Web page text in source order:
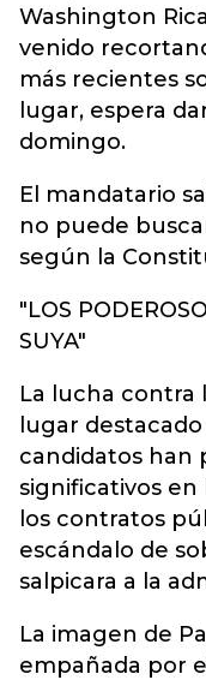
Washington
venido
más recientes
lugar, espera
domingo.
El mandatario
no puede
según la
"LOS
SUYA"
La lucha contra
lugar
candidatos han
significativos en
los contratos
escándalo de
salpicara a la
La imagen de
empañada por